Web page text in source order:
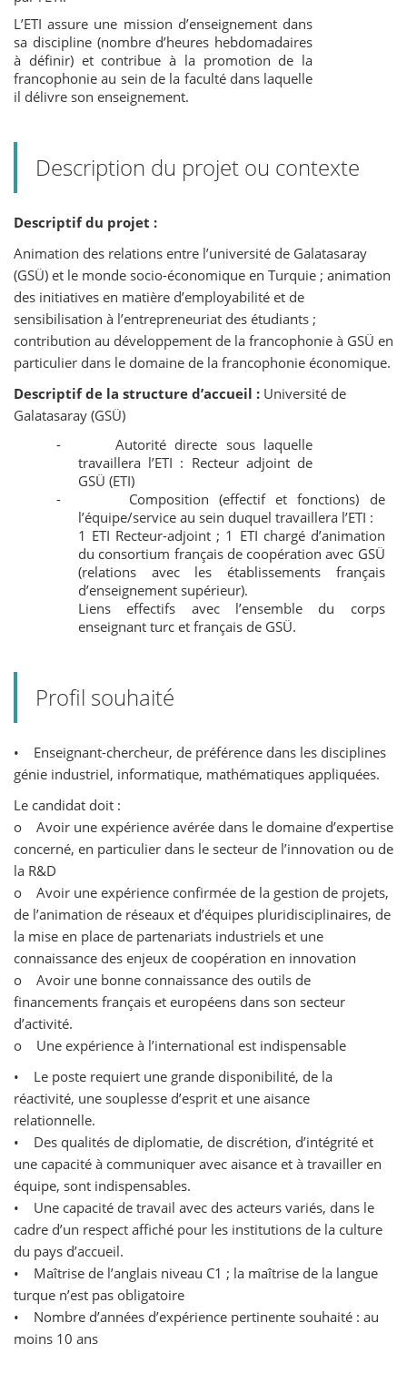
L’ETI assure une mission d’enseignement dans
sa discipline (nombre d’heures hebdomadaires
à définir) et contribue à la promotion de la
francophonie au sein de la faculté dans laquelle
il délivre son enseignement.
Description du projet ou contexte
Descriptif du projet :
Animation des relations entre l’université de Galatasaray
(GSÜ) et le monde socio-économique en Turquie ; animation
des initiatives en matière d’employabilité et de
sensibilisation à l’entrepreneuriat des étudiants ;
contribution au développement de la francophonie à GSÜ en
particulier dans le domaine de la francophonie économique.
Descriptif de la structure d’accueil : Université de
Galatasaray (GSÜ)
-
Autorité directe sous laquelle
travaillera l’ETI : Recteur adjoint de
GSÜ (ETI)
-
Composition (effectif et fonctions) de
l’équipe/service au sein duquel travaillera l’ETI :
1 ETI Recteur-adjoint ; 1 ETI chargé d’animation
du consortium français de coopération avec GSÜ
(relations avec les établissements français
d’enseignement supérieur).
Liens effectifs avec l’ensemble du corps
enseignant turc et français de GSÜ.
Profil souhaité
• Enseignant-chercheur, de préférence dans les disciplines
génie industriel, informatique, mathématiques appliquées.
Le candidat doit :
o Avoir une expérience avérée dans le domaine d’expertise
concerné, en particulier dans le secteur de l’innovation ou de
la R&D
o Avoir une expérience confirmée de la gestion de projets,
de l’animation de réseaux et d’équipes pluridisciplinaires, de
la mise en place de partenariats industriels et une
connaissance des enjeux de coopération en innovation
o Avoir une bonne connaissance des outils de
financements français et européens dans son secteur
d’activité.
o Une expérience à l’international est indispensable
• Le poste requiert une grande disponibilité, de la
réactivité, une souplesse d’esprit et une aisance
relationnelle.
• Des qualités de diplomatie, de discrétion, d’intégrité et
une capacité à communiquer avec aisance et à travailler en
équipe, sont indispensables.
• Une capacité de travail avec des acteurs variés, dans le
cadre d’un respect affiché pour les institutions de la culture
du pays d’accueil.
• Maîtrise de l’anglais niveau C1 ; la maîtrise de la langue
turque n’est pas obligatoire
• Nombre d’années d’expérience pertinente souhaité : au
moins 10 ans